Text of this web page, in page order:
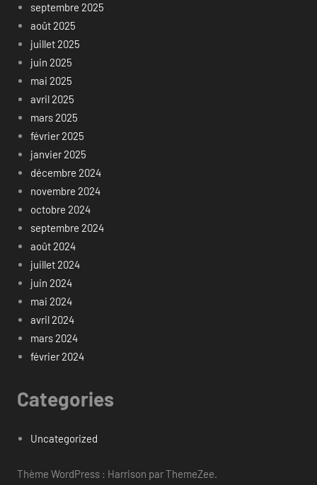
septembre 2025
août 2025
juillet 2025
juin 2025
mai 2025
avril 2025
mars 2025
février 2025
janvier 2025
décembre 2024
novembre 2024
octobre 2024
septembre 2024
août 2024
juillet 2024
juin 2024
mai 2024
avril 2024
mars 2024
février 2024
Categories
Uncategorized
Thème WordPress : Harrison par ThemeZee.